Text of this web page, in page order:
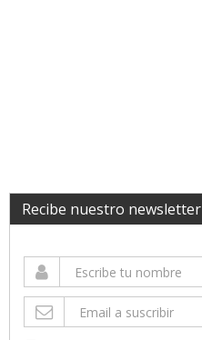
Recibe nuestro newsletter